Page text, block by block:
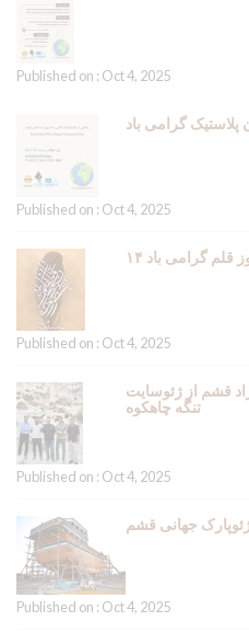
Published on : Oct 4, 2025
پلاستیک گرامی باد
Published on : Oct 4, 2025
روز قلم گرامی باد
Published on : Oct 4, 2025
قشم از ژئوسایت
تنگه چاهکوه
Published on : Oct 4, 2025
جهانی قشم
Published on : Oct 4, 2025